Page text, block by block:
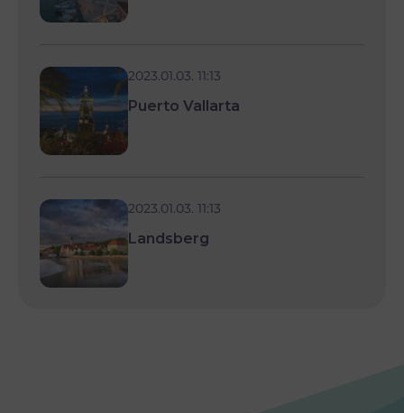
2023.01.03. 11:13
Puerto Vallarta
2023.01.03. 11:13
Landsberg